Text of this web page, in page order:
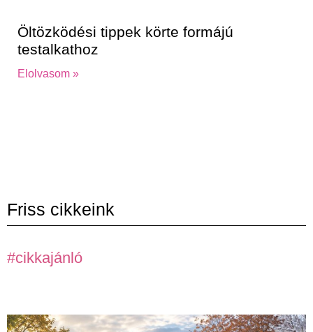
Öltözködési tippek körte formájú
testalkathoz
Elolvasom »
Friss cikkeink
#cikkajánló